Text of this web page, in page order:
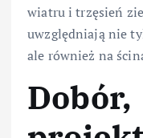
wiatru i trzęsień
uwzględniają nie
ale również na
Dobór,